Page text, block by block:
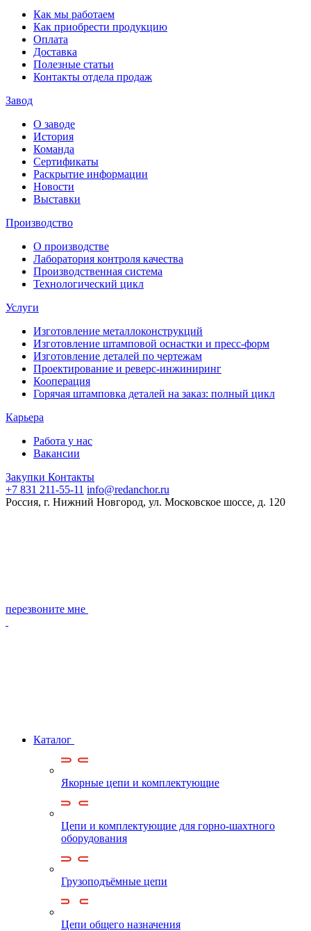
Как мы работаем
Как приобрести продукцию
Оплата
Доставка
Полезные статьи
Контакты отдела продаж
Завод
О заводе
История
Команда
Сертификаты
Раскрытие информации
Новости
Выставки
Производство
О производстве
Лаборатория контроля качества
Производственная система
Технологический цикл
Услуги
Изготовление металлоконструкций
Изготовление штамповой оснастки и пресс-форм
Изготовление деталей по чертежам
Проектирование и реверс-инжиниринг
Кооперация
Горячая штамповка деталей на заказ: полный цикл
Карьера
Работа у нас
Вакансии
Закупки Контакты
+7 831 211-55-11 info@redanchor.ru
Россия, г. Нижний Новгород, ул. Московское шоссе, д. 120
перезвоните мне
Каталог
Якорные цепи и комплектующие
Цепи и комплектующие для горно-шахтного
оборудования
Грузоподъёмные цепи
Цепи общего назначения